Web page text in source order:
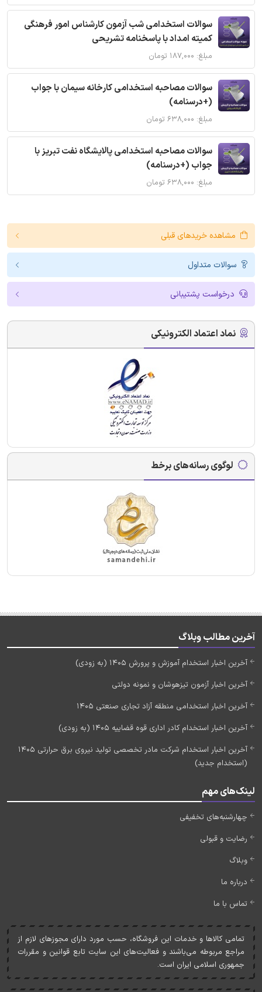
سوالات استخدامی شب آزمون کارشناس امور فرهنگی
کمیته امداد با پاسخنامه تشریحی
مبلغ: ۱۸۷,۰۰۰ تومان
سوالات مصاحبه استخدامی کارخانه سیمان با جواب
(+درسنامه)
مبلغ: ۶۳۸,۰۰۰ تومان
سوالات مصاحبه استخدامی پالایشگاه نفت تبریز با
جواب (+درسنامه)
مبلغ: ۶۳۸,۰۰۰ تومان
مشاهده خریدهای قبلی
سوالات متداول
درخواست پشتیبانی
نماد اعتماد الکترونیکی
لوگوی رسانه‌های برخط
آخرین مطالب وبلاگ
آخرین اخبار استخدام آموزش و پرورش 1405 (به زودی)
آخرین اخبار آزمون تیزهوشان و نمونه دولتی
آخرین اخبار استخدامی منطقه آزاد تجاری صنعتی 1405
آخرین اخبار استخدام کادر اداری قوه قضاییه 1405 (به زودی)
آخرین اخبار استخدام شرکت مادر تخصصی تولید نیروی برق حرارتی 1405
(استخدام جدید)
لینک‌های مهم
چهارشنبه‌های تخفیفی
رضایت و قبولی
وبلاگ
درباره ما
تماس با ما
تمامی کالاها و خدمات اين فروشگاه، حسب مورد دارای مجوزهای لازم از
مراجع مربوطه می‌باشند و فعاليت‌های اين سايت تابع قوانين و مقررات
جمهوری اسلامی ايران است.